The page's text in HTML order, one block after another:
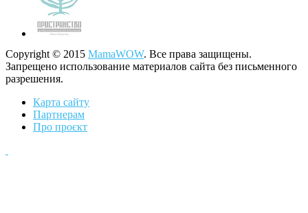
Copyright © 2015 MamaWOW. Все права защищены.
Запрещено использование материалов сайта без письменного
разрешения.
Карта сайту
Партнерам
Про проєкт